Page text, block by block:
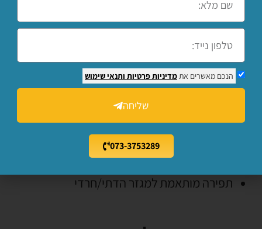
הפקת קולקציה
שיווק אופנה בעידן הרשתות החברתיות
והדיגיטל
שיטות צביעת בדים
הקמת סטודיו פרטי
רקע על היסטוריה של האופנה
השתתפות ב'כיתת אומן'
תפירה מותאמת למגזר הדתי/חרדי
הנכם מאשרים אתמדיניות פרטיות ותנאי שימוש
שליחה
073-3753289